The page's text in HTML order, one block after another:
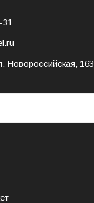
Новороссийская, 163